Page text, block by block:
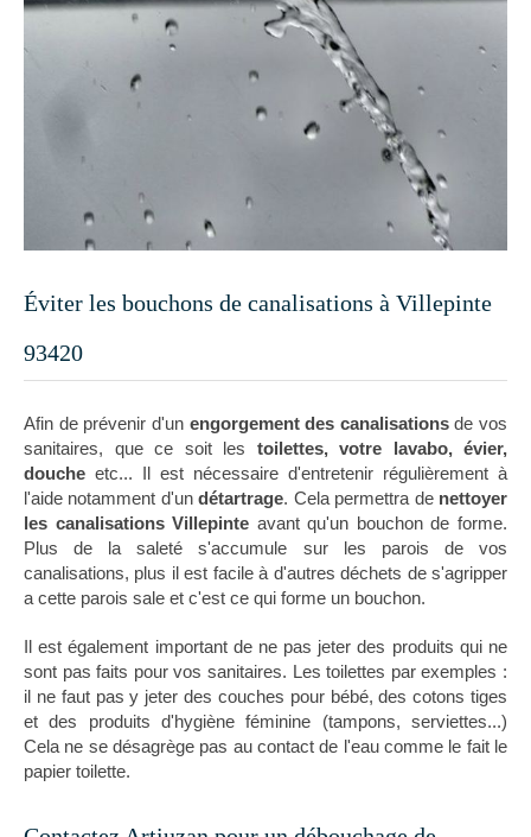
Éviter les bouchons de canalisations à Villepinte
93420
Afin de prévenir d'un engorgement des canalisationsde vos
sanitaires, que ce soit les toilettes, votre lavabo, évier,
douche etc... Il est nécessaire d'entretenir régulièrement à
l'aide notamment d'undétartrage. Cela permettra de nettoyer
les canalisations Villepinte avant qu'un bouchon de forme.
Plus de la saleté s'accumule sur les parois de vos
canalisations, plus il est facile à d'autres déchets de s'agripper
a cette parois sale et c'est ce qui forme un bouchon.
Il est également important de ne pas jeter des produits qui ne
sont pas faits pour vos sanitaires. Les toilettes par exemples :
il ne faut pas y jeter des couches pour bébé, des cotons tiges
et des produits d'hygiène féminine (tampons, serviettes...)
Cela ne se désagrège pas au contact de l'eau comme le fait le
papier toilette.